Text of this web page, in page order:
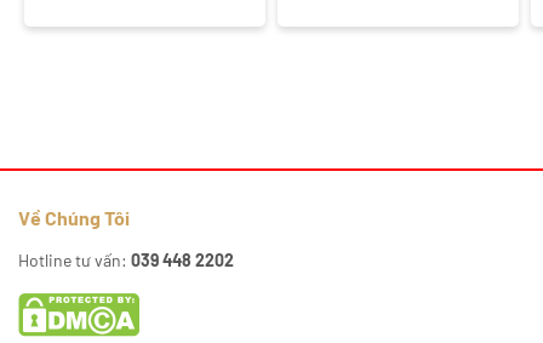
Về Chúng Tôi
Hotline tư vấn: 039 448 2202